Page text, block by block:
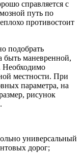
справляется с
путь по
противостоит
подобрать
быть маневренной,
Необходимо
местности. При
параметра, на
рисунок
универсальный
дорог;